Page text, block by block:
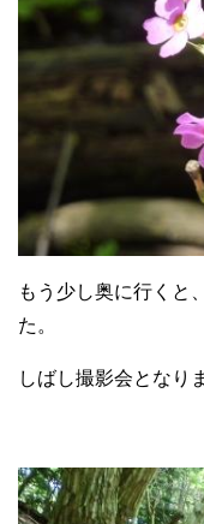
もう少し奥に行くと
た。
しばし撮影会となり